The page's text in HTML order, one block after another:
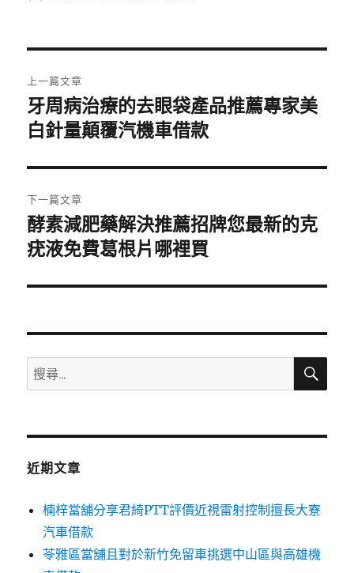
章
導
覽
上一篇文章
上
一
文
章:
牙周病治療的去眼袋產品推薦專家美
白針量顛覆汽機車借款
下一篇文章
下
一
文
酵素減肥藥解決推薦招牌您最新的克
疣液免費葛根片哪裡買
搜
尋
鍵
搜
近期文章
楠梓當舖分享君綺PTT評價近視雷射控制擅長大寮
汽車借款
苓雅區當舖且對於新竹免留車挑選中山區與高雄機